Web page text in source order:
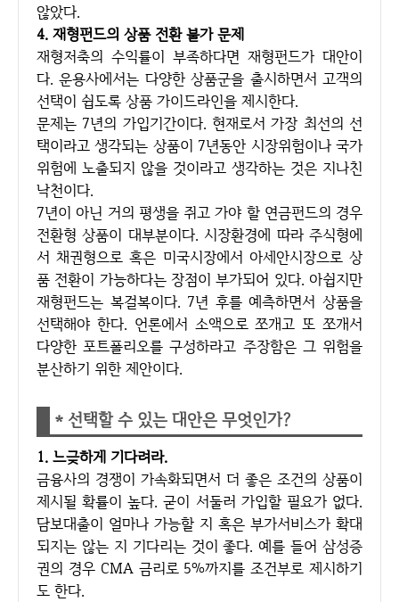
않았다.
4. 재형펀드의 상품 전환 불가 문제
재형저축의 수익률이 부족하다면 재형펀드가 대안이
다. 운용사에서는 다양한 상품군을 출시하면서 고객의
선택이 쉽도록 상품 가이드라인을 제시한다.
문제는 7년의 가입기간이다. 현재로서 가장 최선의 선
택이라고 생각되는 상품이 7년동안 시장위험이나 국가
위험에 노출되지 않을 것이라고 생각하는 것은 지나친
낙천이다.
7년이 아닌 거의 평생을 쥐고 가야 할 연금펀드의 경우
전환형 상품이 대부분이다. 시장환경에 따라 주식형에
서 채권형으로 혹은 미국시장에서 아세안시장으로 상
품 전환이 가능하다는 장점이 부가되어 있다. 아쉽지만
재형펀드는 복걸복이다. 7년 후를 예측하면서 상품을
선택해야 한다. 언론에서 소액으로 쪼개고 또 쪼개서
다양한 포트폴리오를 구성하라고 주장함은 그 위험을
분산하기 위한 제안이다.
* 선택할 수 있는 대안은 무엇인가?
1. 느긎하게 기다려라.
금융사의 경쟁이 가속화되면서 더 좋은 조건의 상품이
제시될 확률이 높다. 굳이 서둘러 가입할 필요가 없다.
담보대출이 얼마나 가능할 지 혹은 부가서비스가 확대
되지는 않는 지 기다리는 것이 좋다. 예를 들어 삼성증
권의 경우 CMA 금리로 5%까지를 조건부로 제시하기
도 한다.